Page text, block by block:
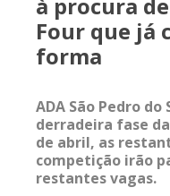
Four que já
forma
ADA São Pedro
derradeira fase da
de abril, as
competição irão
restantes vagas.